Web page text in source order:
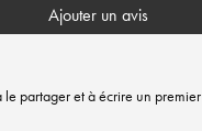
Ajouter un avis
partager et à écrire un premier